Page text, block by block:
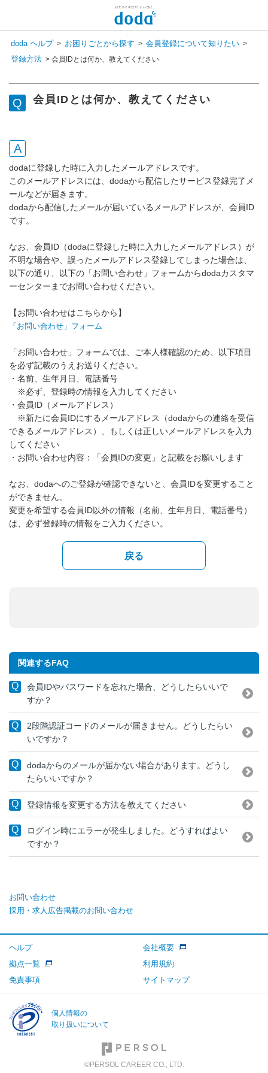
doda ヘルプ > お困りごとから探す > 会員登録について知りたい >
登録方法 > 会員IDとは何か、教えてください
会員IDとは何か、教えてください
dodaに登録した時に入力したメールアドレスです。
このメールアドレスには、dodaから配信したサービス登録完了メ
ールなどが届きます。
dodaから配信したメールが届いているメールアドレスが、会員ID
です。
なお、会員ID（dodaに登録した時に入力したメールアドレス）が
不明な場合や、誤ったメールアドレス登録してしまった場合は、
以下の通り、以下の「お問い合わせ」フォームからdodaカスタマ
ーセンターまでお問い合わせください。
【お問い合わせはこちらから】
「お問い合わせ」フォーム
「お問い合わせ」フォームでは、ご本人様確認のため、以下項目
を必ず記載のうえお送りください。
・名前、生年月日、電話番号
※必ず、登録時の情報を入力してください
・会員ID（メールアドレス）
※新たに会員IDにするメールアドレス（dodaからの連絡を受信
できるメールアドレス）、もしくは正しいメールアドレスを入力
してください
・お問い合わせ内容：「会員IDの変更」と記載をお願いします
なお、dodaへのご登録が確認できないと、会員IDを変更すること
ができません。
変更を希望する会員ID以外の情報（名前、生年月日、電話番号）
は、必ず登録時の情報をご入力ください。
戻る
関連するFAQ
会員IDやパスワードを忘れた場合、どうしたらいいで
すか？
2段階認証コードのメールが届きません。どうしたらい
いですか？
dodaからのメールが届かない場合があります。どうし
たらいいですか？
登録情報を変更する方法を教えてください
ログイン時にエラーが発生しました。どうすればよい
ですか？
お問い合わせ
採用・求人広告掲載のお問い合わせ
ヘルプ
会社概要
拠点一覧
利用規約
免責事項
サイトマップ
個人情報の
取り扱いについて
©PERSOL CAREER CO., LTD.
新しいメッセージがあります
コンシェル呼び出し
チャットで相談してみませんか？
会員登録状況を選択すると
専任スタッフが回答いたします！